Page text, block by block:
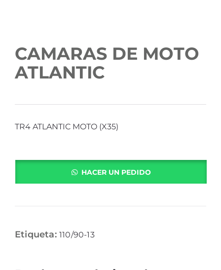
CAMARAS DE MOTO
ATLANTIC
TR4 ATLANTIC MOTO (X35)
HACER UN PEDIDO
Etiqueta: 110/90-13